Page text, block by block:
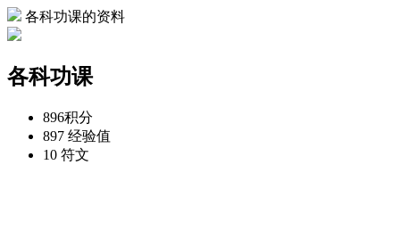
各科功课的资料
各科功课
896积分
897 经验值
10 符文